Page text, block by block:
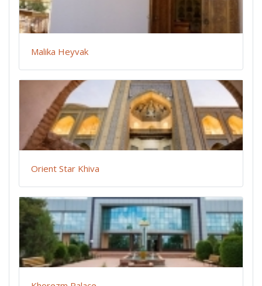
Malika Heyvak
Orient Star Khiva